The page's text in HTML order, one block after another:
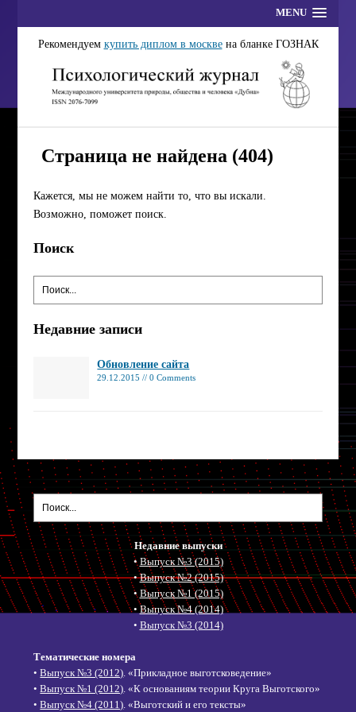
MENU
Рекомендуем купить диплом в москвена бланке ГОЗНАК
Страница не найдена (404)
Кажется, мы не можем найти то, что вы искали.
Возможно, поможет поиск.
Поиск
Недавние записи
Обновление сайта
29.12.2015 // 0 Comments
Недавние выпуски
• Выпуск №3 (2015)
•Выпуск №2 (2015)
• Выпуск №1 (2015)
• Выпуск №4 (2014)
• Выпуск №3 (2014)
Тематические номера
•Выпуск №3 (2012) . «Прикладное выготсковедение»
•Выпуск №1 (2012) . «К основаниям теории Круга Выготского»
•Выпуск №4 (2011) . «Выготский и его тексты»